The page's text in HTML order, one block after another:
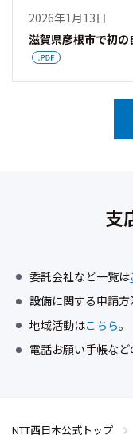
2026年1月13日
滋賀県彦根市で初
支
委託会社など一覧は
設備に関する申請
地域活動はこちら。
電話お願い手帳な
NTT西日本公式トップ